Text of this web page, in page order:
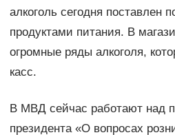
алкоголь сегодня поставлен
продуктами питания. В
огромные ряды алкоголя,
касс.
В МВД сейчас работают над
президента «О вопросах